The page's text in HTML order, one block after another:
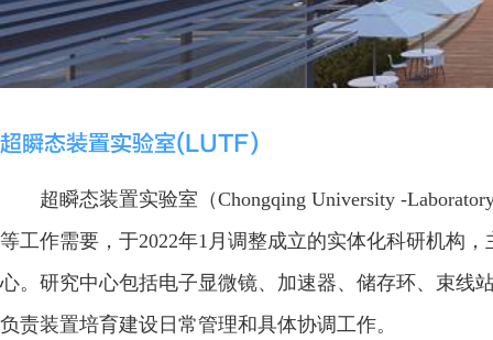
超瞬态装置实验室(LUTF)
超瞬态装置实验室（Chongqing University -
等工作需要，于2022年1月调整成立的实体化科研机构
心。研究中心包括电子显微镜、加速器、储存环、束线
负责装置培育建设日常管理和具体协调工作。